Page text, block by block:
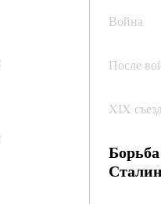
Война
После
XIX